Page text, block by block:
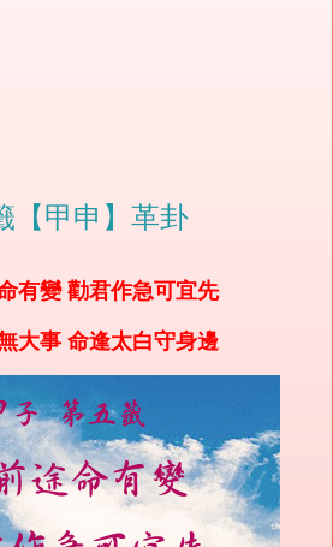
【甲申】革卦
有變 勸君作急可宜先
大事 命逢太白守身邊